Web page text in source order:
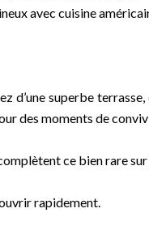
avec cuisine
d’une superbe
des moments de
ce bien rare sur
rapidement.